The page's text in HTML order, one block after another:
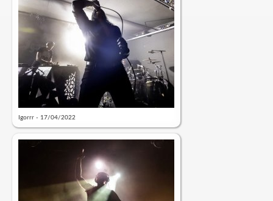
Igorrr - 17/04/2022